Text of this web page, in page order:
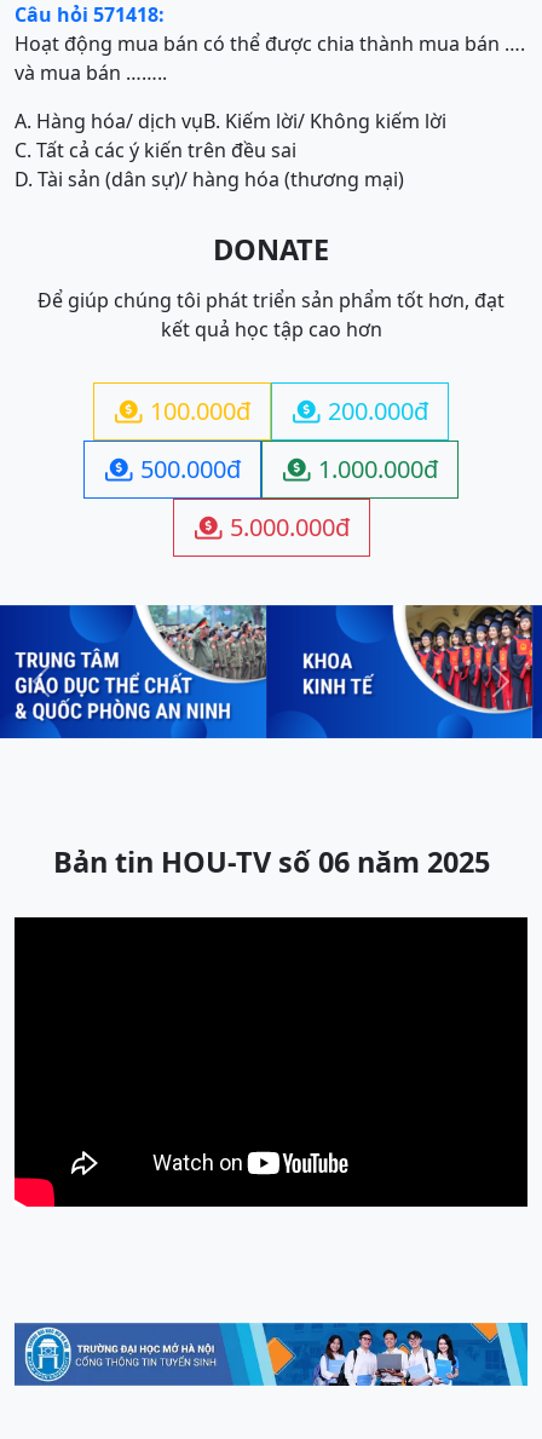
Câu hỏi 571418:
Hoạt động mua bán có thể được chia thành mua bán ….
và mua bán ……..
A. Hàng hóa/ dịch vụB. Kiếm lời/ Không kiếm lời
C. Tất cả các ý kiến trên đều sai
D. Tài sản (dân sự)/ hàng hóa (thương mại)
DONATE
Để giúp chúng tôi phát triển sản phẩm tốt hơn, đạt
kết quả học tập cao hơn
 100.000đ  200.000đ
 500.000đ  1.000.000đ
 5.000.000đ
Previous Next
Bản tin HOU-TV số 06 năm 2025